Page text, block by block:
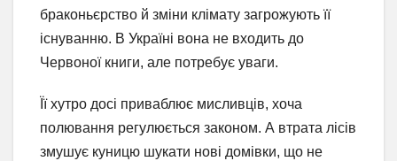
браконьєрство й зміни клімату загрожують її
існуванню. В Україні вона не входить до
Червоної книги, але потребує уваги.
Її хутро досі приваблює мисливців, хоча
полювання регулюється законом. А втрата лісів
змушує куницю шукати нові домівки, що не